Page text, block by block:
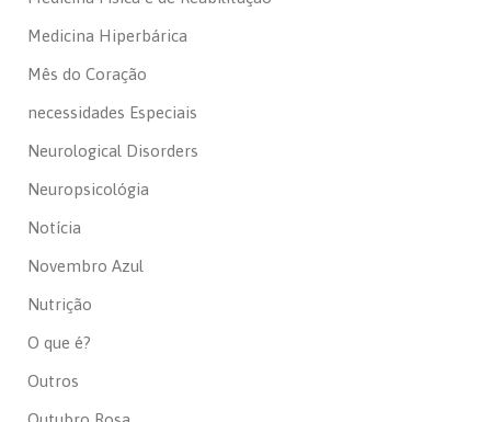
Medicina Hiperbárica
Mês do Coração
necessidades Especiais
Neurological Disorders
Neuropsicológia
Notícia
Novembro Azul
Nutrição
O que é?
Outros